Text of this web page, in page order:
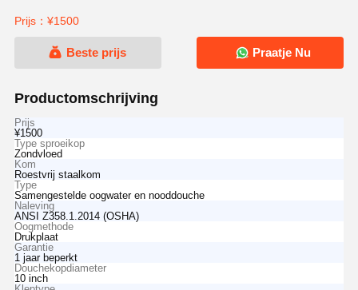
Prijs：¥1500
Beste prijs Praatje Nu
Productomschrijving
Prijs
¥1500
Type sproeikop
Zondvloed
Kom
Roestvrij staalkom
Type
Samengestelde oogwater en nooddouche
Naleving
ANSI Z358.1.2014 (OSHA)
Oogmethode
Drukplaat
Garantie
1 jaar beperkt
Douchekopdiameter
10 inch